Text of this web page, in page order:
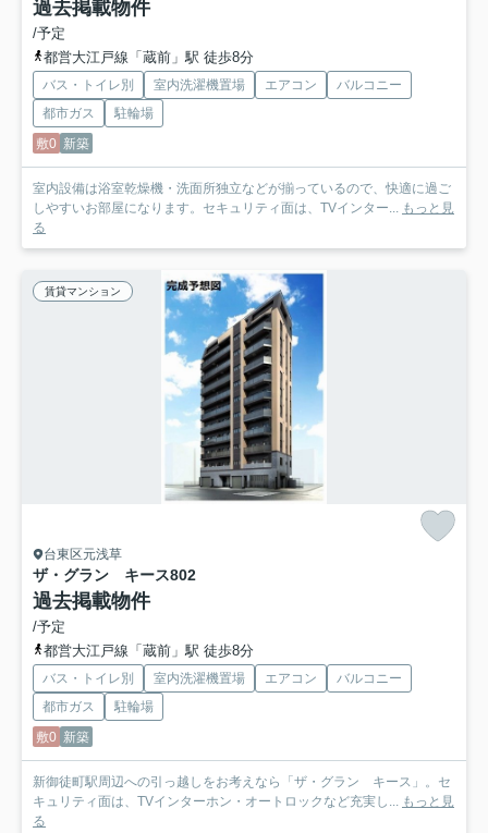
過去掲載物件
/予定
都営大江戸線「蔵前」駅 徒歩8分
バス・トイレ別 室内洗濯機置場 エアコン
バルコニー
都市ガス
駐輪場
敷0 新築
室内設備は浴室乾燥機・洗面所独立などが揃っているので、快適に過ご
しやすいお部屋になります。セキュリティ面は、TVインター... もっと見
る
賃貸マンション
台東区元浅草
ザ・グラン キース802
過去掲載物件
/予定
都営大江戸線「蔵前」駅 徒歩8分
バス・トイレ別 室内洗濯機置場 エアコン
バルコニー
都市ガス
駐輪場
敷0 新築
新御徒町駅周辺への引っ越しをお考えなら「ザ・グラン キース」。セ
キュリティ面は、TVインターホン・オートロックなど充実し... もっと見
る